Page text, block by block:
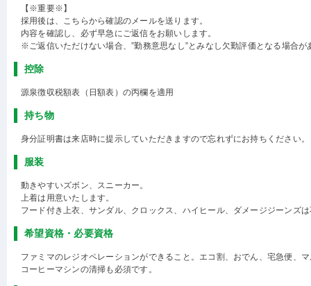
【※重要※】
採用後は、こちらから確認のメールを送ります。
内容を確認し、必ず早急にご返信をお願いします。
※ご返信いただけない場合、”勤務意思なし”とみなし欠勤評価となる場合が
控除
源泉徴収税額表（日額表）の丙欄を適用
持ち物
身分証明書は来店時に提示していただきますので忘れずにお持ちください。
服装
動きやすいズボン、スニーカー。
上着は用意いたします。
フード付き上衣、サンダル、クロックス、ハイヒール、ダメージジーンズ
希望資格・必要資格
ファミマのレジオペレーションができること。エコ割、おでん、宅急便、
コーヒーマシンの清掃も必須です。